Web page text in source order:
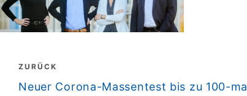
Beitragsnavigation
ZURÜCK
zurück
Neuer Corona-Massentest bis zu 100-